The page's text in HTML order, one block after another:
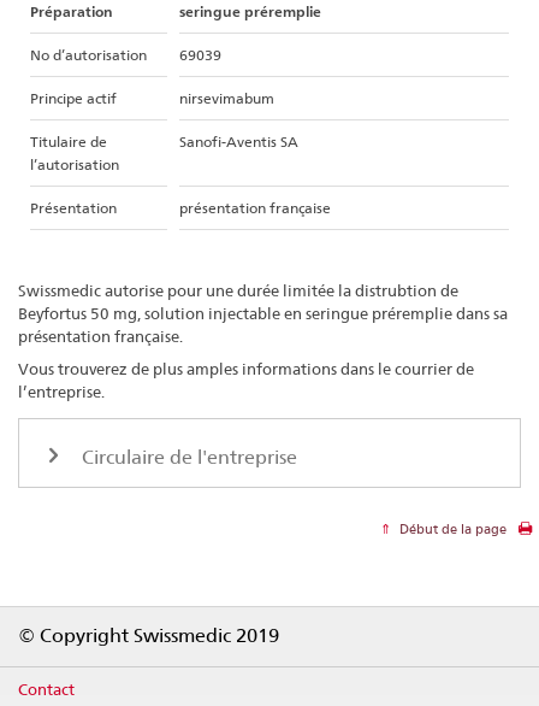
Préparation seringue préremplie
No d’autorisation 69039
Principe actif nirsevimabum
Titulaire de
l’autorisation
Sanofi-Aventis SA
Présentation présentation française
Swissmedic autorise pour une durée limitée la distrubtion de
Beyfortus 50 mg, solution injectable en seringue préremplie dans sa
présentation française.
Vous trouverez de plus amples informations dans le courrier de
l’entreprise.
Circulaire de l'entreprise
Début de la page
© Copyright Swissmedic 2019
Contact